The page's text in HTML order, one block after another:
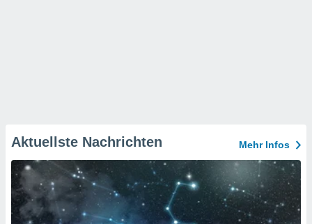
Aktuellste Nachrichten Mehr Infos